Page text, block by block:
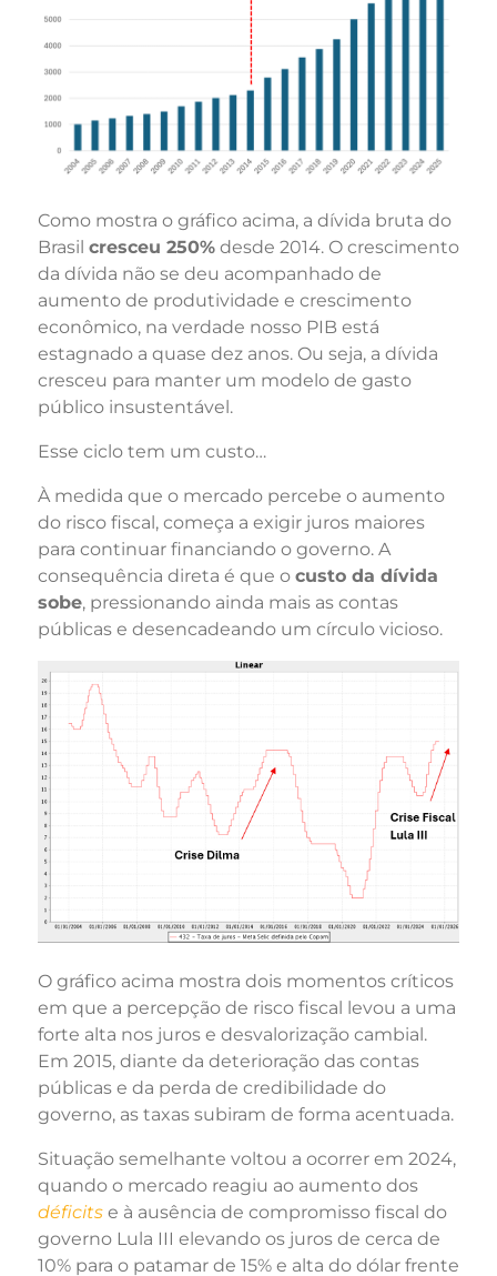
Como mostra o gráfico acima, a dívida bruta do
Brasil cresceu 250%desde 2014. O crescimento
da dívida não se deu acompanhado de
aumento de produtividade e crescimento
econômico, na verdade nosso PIB está
estagnado a quase dez anos. Ou seja, a dívida
cresceu para manter um modelo de gasto
público insustentável.
Esse ciclo tem um custo…
À medida que o mercado percebe o aumento
do risco fiscal, começa a exigir juros maiores
para continuar financiando o governo. A
consequência direta é que o custo da dívida
sobe, pressionando ainda mais as contas
públicas e desencadeando um círculo vicioso.
O gráfico acima mostra dois momentos críticos
em que a percepção de risco fiscal levou a uma
forte alta nos juros e desvalorização cambial.
Em 2015, diante da deterioração das contas
públicas e da perda de credibilidade do
governo, as taxas subiram de forma acentuada.
Situação semelhante voltou a ocorrer em 2024,
quando o mercado reagiu ao aumento dos
déficitse à ausência de compromisso fiscal do
governo Lula III elevando os juros de cerca de
10% para o patamar de 15% e alta do dólar frente